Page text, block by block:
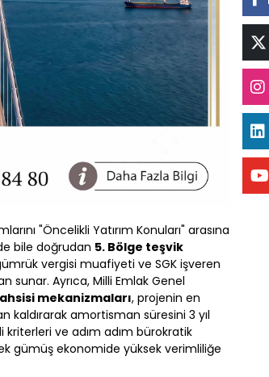
"Öncelikli Yatırım Konuları" arasına
bile doğrudan 5. Bölge teşvik
vergisi muafiyeti ve SGK işveren
Ayrıca, Milli Emlak Genel
mekanizmaları, projenin en
amortisman süresini 3 yıl
ve adım adım bürokratik
gümüş ekonomide yüksek verimliliğe